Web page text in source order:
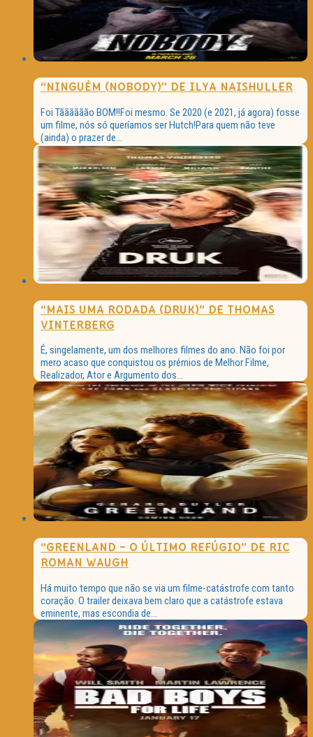
“NINGUÉM (NOBODY)” DE ILYA NAISHULLER
Foi Tãããããão BOM!!Foi mesmo. Se 2020 (e 2021, já agora) fosse
um filme, nós só queríamos ser Hutch!Para quem não teve
(ainda) o prazer de...
“MAIS UMA RODADA (DRUK)” DE THOMAS
VINTERBERG
É, singelamente, um dos melhores filmes do ano. Não foi por
mero acaso que conquistou os prémios de Melhor Filme,
Realizador, Ator e Argumento dos...
“GREENLAND – O ÚLTIMO REFÚGIO” DE RIC
ROMAN WAUGH
Há muito tempo que não se via um filme-catástrofe com tanto
coração. O trailer deixava bem claro que a catástrofe estava
eminente, mas escondia de...